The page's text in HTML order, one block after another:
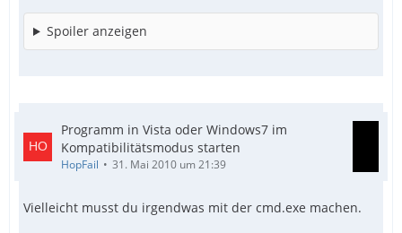
Spoiler anzeigen
Programm in Vista oder Windows7 im
Kompatibilitätsmodus starten
HopFail 31. Mai 2010 um 21:39
Vielleicht musst du irgendwas mit der cmd.exe machen.